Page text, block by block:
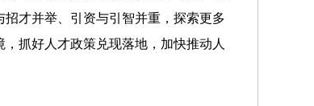
才并举、引资与引智并重，探索更多
抓好人才政策兑现落地，加快推动人